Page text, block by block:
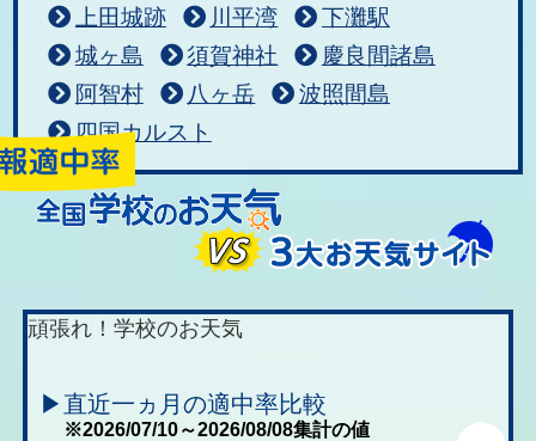
上田城跡
川平湾
下灘駅
城ヶ島
須賀神社
慶良間諸島
阿智村
八ヶ岳
波照間島
四国カルスト
頑張れ！学校のお天気
▶直近一ヵ月の適中率比較
※2026/07/10～2026/08/08集計の値